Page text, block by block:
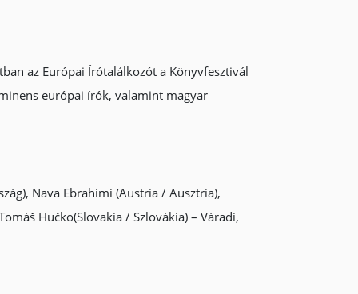
az Európai Írótalálkozót a Könyvfesztivál
európai írók, valamint magyar
Nava Ebrahimi (Austria / Ausztria),
Hučko(Slovakia / Szlovákia) – Váradi,